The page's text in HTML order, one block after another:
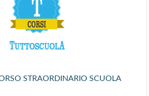
STRAORDINARIO SCUOLA